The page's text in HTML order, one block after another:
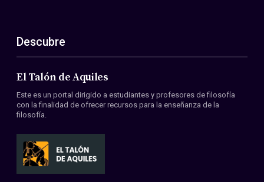
ES
EN
Acerca de nosotros
Miembros
Convenios
Descubre
El Talón de Aquiles
Este es un portal dirigido a estudiantes y profesores de filosofía
con la finalidad de ofrecer recursos para la enseñanza de la
filosofía.